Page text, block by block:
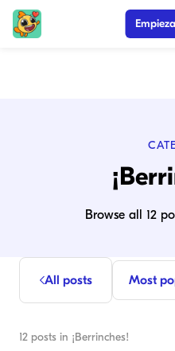
Browse all 12
All posts Most
12 posts in ¡Berrinches!